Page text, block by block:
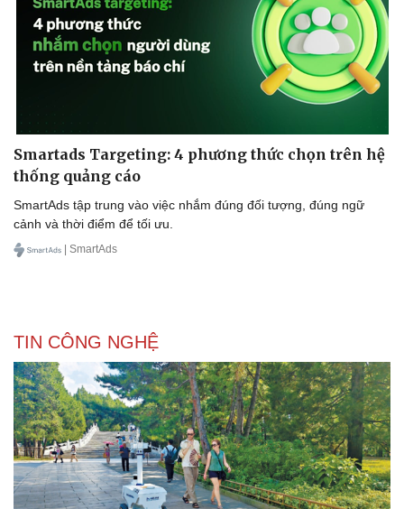
Doanh nghiệp 24h
Doanh nhân
Vì cộng đồng
Công nghệ
Trải nghiệm
Chuyển đổi số
Smartads Targeting: 4 phương thức chọn trên hệ
thống quảng cáo
SmartAds tập trung vào việc nhắm đúng đối tượng, đúng ngữ
cảnh và thời điểm để tối ưu.
| SmartAds
TIN CÔNG NGHỆ